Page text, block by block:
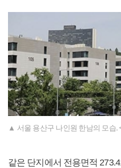
▲ 서울 용산구 나인원 한남의 모습.
같은 단지에서 전용면적